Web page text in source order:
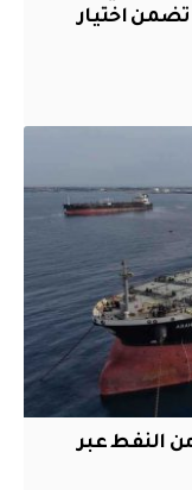
اختيار
النفط عبر